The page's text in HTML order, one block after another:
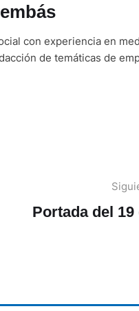
con experiencia en
de temáticas de
Portada del